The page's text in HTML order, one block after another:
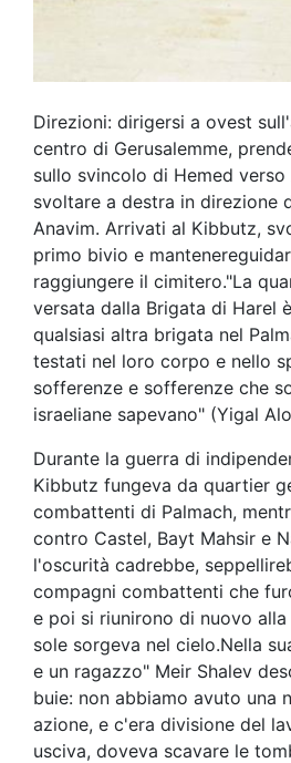
Direzioni: dirigersi a ovest
centro di Gerusalemme,
sullo svincolo di Hemed verso
svoltare a destra in direzione
Anavim. Arrivati al Kibbutz,
primo bivio e
raggiungere il cimitero."La
versata dalla Brigata di Harel
qualsiasi altra brigata nel
testati nel loro corpo e nello
sofferenze e sofferenze che
israeliane sapevano" (Yigal
Durante la guerra di
Kibbutz fungeva da quartier
combattenti di Palmach,
contro Castel, Bayt Mahsir e
l'oscurità cadrebbe,
compagni combattenti che
e poi si riunirono di nuovo
sole sorgeva nel cielo.Nella
e un ragazzo" Meir Shalev
buie: non abbiamo avuto una
azione, e c'era divisione del
usciva, doveva scavare le